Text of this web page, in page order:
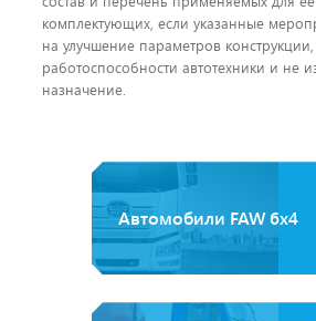
комплектующих, если указанные
на улучшение параметров конструкции,
работоспособности автотехники и не
назначение.
Автомобили FAW 6х4